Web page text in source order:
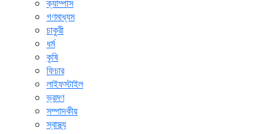
ক্যাম্পাস
গণমাধ্যম
চাকুরী
ধর্ম
কৃষি
ফিচার
লাইফস্টাইল
ভ্রমণ
সম্পাদকীয়
স্বাস্থ্য